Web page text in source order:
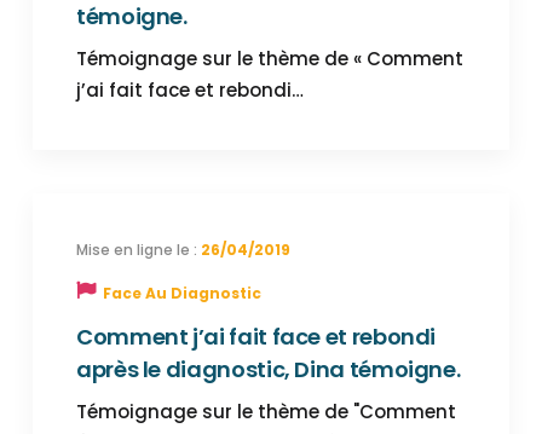
témoigne.
Témoignage sur le thème de « Comment
j’ai fait face et rebondi…
26/04/2019
Face Au Diagnostic
Comment j’ai fait face et rebondi
après le diagnostic, Dina témoigne.
Témoignage sur le thème de "Comment